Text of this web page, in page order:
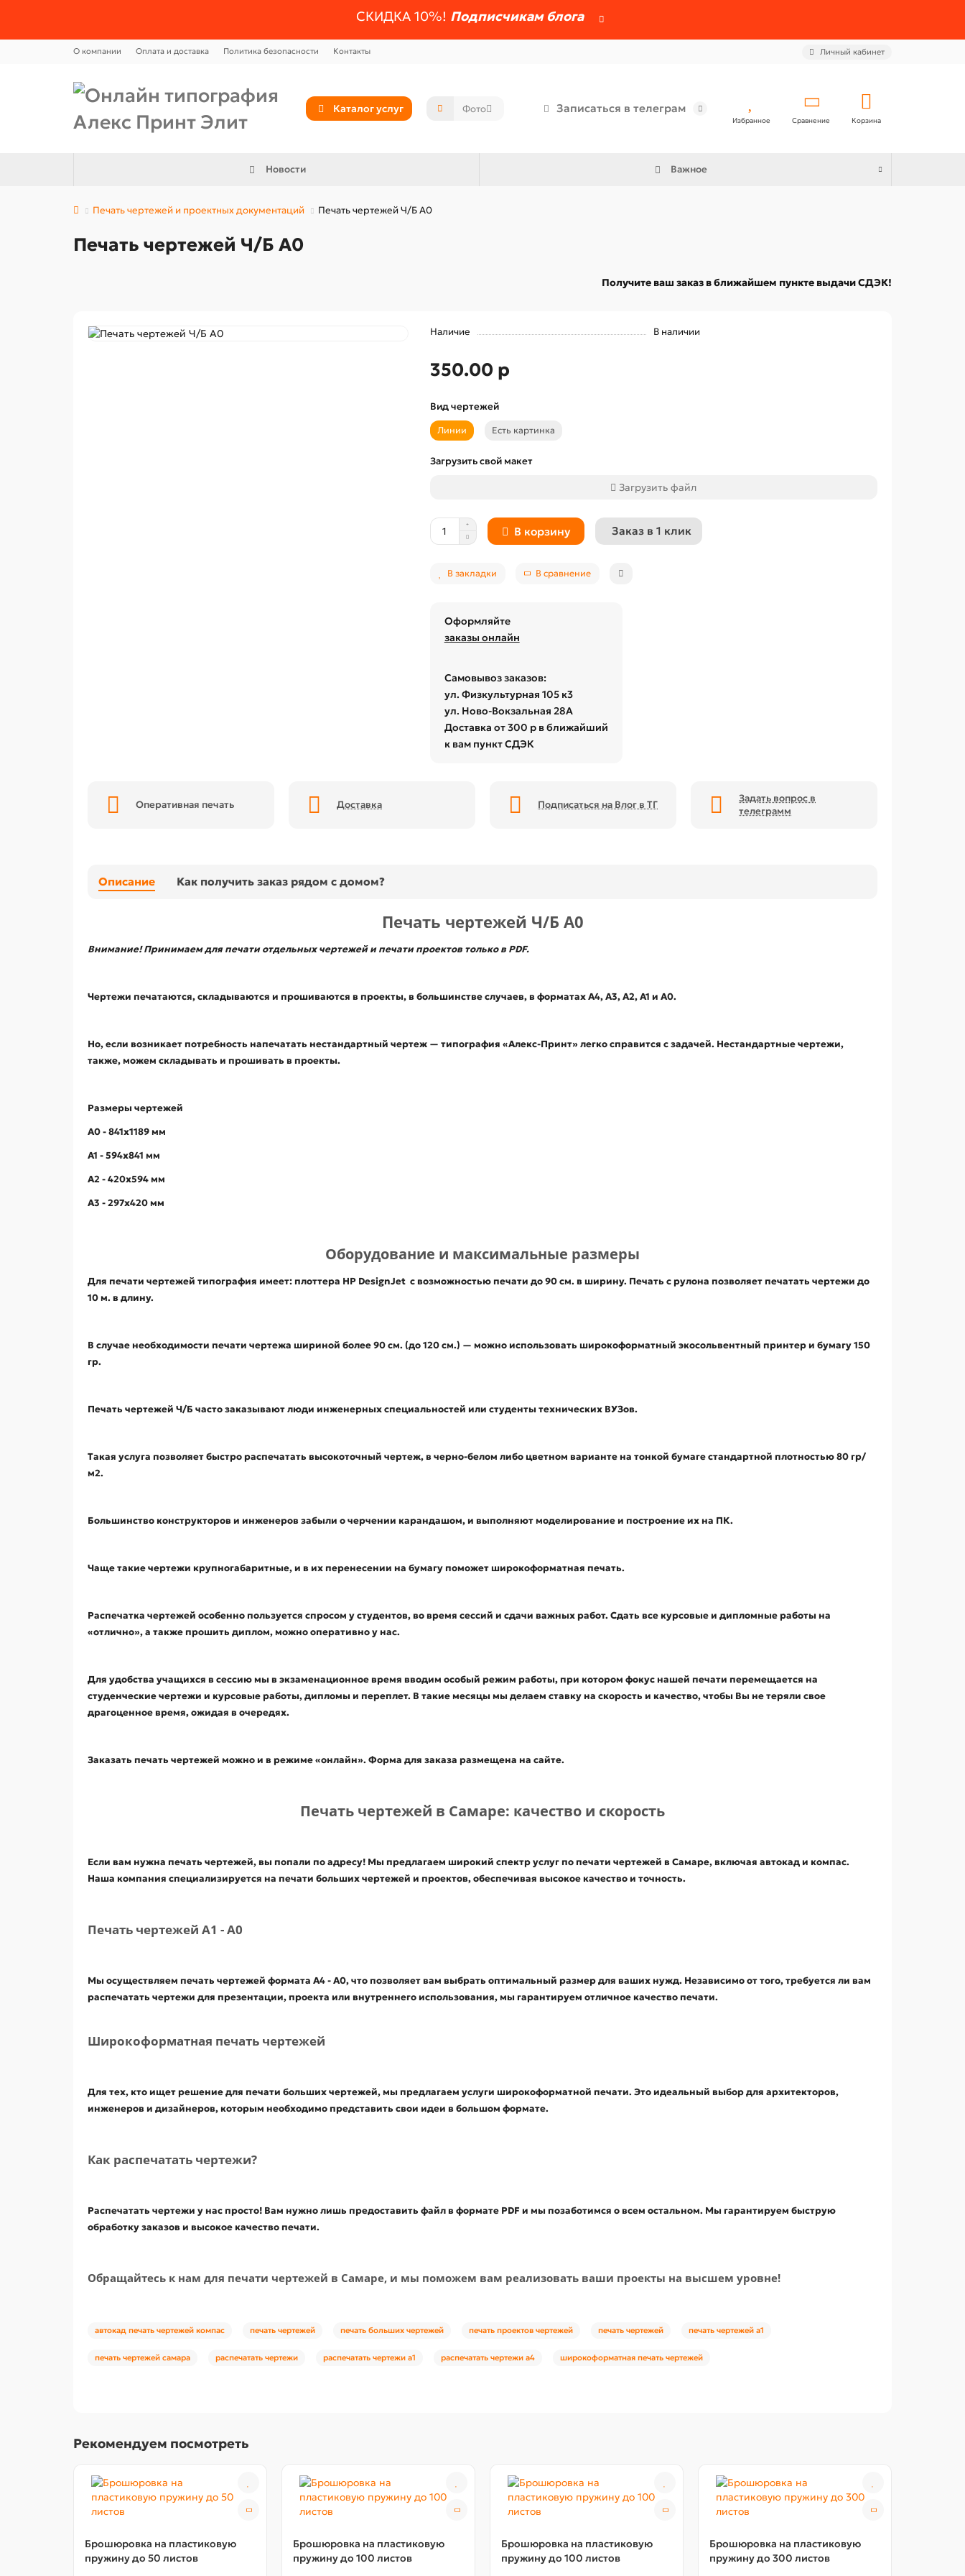
СКИДКА 10%! Подписчикам блога
О компании Оплата и доставка Политика безопасности Контакты Личный кабинет
Каталог услуг Записаться в телеграм
Избранное Сравнение Корзина
Новости Важное
Печать чертежей и проектных документаций Печать чертежей Ч/Б А0
Печать чертежей Ч/Б А0
Получите ваш заказ в ближайшем пункте выдачи СДЭК!
Наличие В наличии
350.00 р
Вид чертежей
Линии Есть картинка
Загрузить свой макет
Загрузить файл
В корзину Заказ в 1 клик
В закладки В сравнение
Оформляйте
заказы онлайн
Самовывоз заказов:
ул. Физкультурная 105 к3
ул. Ново-Вокзальная 28А
Доставка от 300 р в ближайший
к вам пункт СДЭК
Оперативная печать Доставка Подписаться на Влог в ТГ
Задать вопрос в
телеграмм
Описание Как получить заказ рядом с домом?
Печать чертежей Ч/Б А0
Внимание! Принимаем для печати отдельных чертежей и печати проектов только в PDF.
Чертежи печатаются, складываются и прошиваются в проекты, в большинстве случаев, в форматах А4, А3, А2, А1 и А0.
Но, если возникает потребность напечатать нестандартный чертеж — типография «Алекс-Принт» легко справится с задачей. Нестандартные чертежи,
также, можем складывать и прошивать в проекты.
Размеры чертежей
А0 - 841х1189 мм
А1 - 594х841 мм
А2 - 420х594 мм
А3 - 297х420 мм
Оборудование и максимальные размеры
Для печати чертежей типография имеет: плоттера HP DesignJet с возможностью печати до 90 см. в ширину. Печать с рулона позволяет печатать чертежи до
10 м. в длину.
В случае необходимости печати чертежа шириной более 90 см. (до 120 см.) — можно использовать широкоформатный экосольвентный принтер и бумагу 150
гр.
Печать чертежей Ч/Б часто заказывают люди инженерных специальностей или студенты технических ВУЗов.
Такая услуга позволяет быстро распечатать высокоточный чертеж, в черно-белом либо цветном варианте на тонкой бумаге стандартной плотностью 80 гр/
м2.
Большинство конструкторов и инженеров забыли о черчении карандашом, и выполняют моделирование и построение их на ПК.
Чаще такие чертежи крупногабаритные, и в их перенесении на бумагу поможет широкоформатная печать.
Распечатка чертежей особенно пользуется спросом у студентов, во время сессий и сдачи важных работ. Сдать все курсовые и дипломные работы на
«отлично», а также прошить диплом, можно оперативно у нас.
Для удобства учащихся в сессию мы в экзаменационное время вводим особый режим работы, при котором фокус нашей печати перемещается на
студенческие чертежи и курсовые работы, дипломы и переплет. В такие месяцы мы делаем ставку на скорость и качество, чтобы Вы не теряли свое
драгоценное время, ожидая в очередях.
Заказать печать чертежей можно и в режиме «онлайн». Форма для заказа размещена на сайте.
Печать чертежей в Самаре: качество и скорость
Если вам нужна печать чертежей, вы попали по адресу! Мы предлагаем широкий спектр услуг по печати чертежей в Самаре, включая автокад и компас.
Наша компания специализируется на печати больших чертежей и проектов, обеспечивая высокое качество и точность.
Печать чертежей А1 - А0
Мы осуществляем печать чертежей формата А4 - А0, что позволяет вам выбрать оптимальный размер для ваших нужд. Независимо от того, требуется ли вам
распечатать чертежи для презентации, проекта или внутреннего использования, мы гарантируем отличное качество печати.
Широкоформатная печать чертежей
Для тех, кто ищет решение для печати больших чертежей, мы предлагаем услуги широкоформатной печати. Это идеальный выбор для архитекторов,
инженеров и дизайнеров, которым необходимо представить свои идеи в большом формате.
Как распечатать чертежи?
Распечатать чертежи у нас просто! Вам нужно лишь предоставить файл в формате PDF и мы позаботимся о всем остальном. Мы гарантируем быструю
обработку заказов и высокое качество печати.
Обращайтесь к нам для печати чертежей в Самаре, и мы поможем вам реализовать ваши проекты на высшем уровне!
автокад печать чертежей компас печать чертежей печать больших чертежей печать проектов чертежей печать чертежей печать чертежей а1
печать чертежей самара распечатать чертежи распечатать чертежи а1 распечатать чертежи а4 широкоформатная печать чертежей
Рекомендуем посмотреть
Брошюровка на пластиковую
пружину до 50 листов
Брошюровка на пластиковую
пружину до 100 листов
Брошюровка на пластиковую
пружину до 100 листов
Брошюровка на пластиковую
пружину до 300 листов